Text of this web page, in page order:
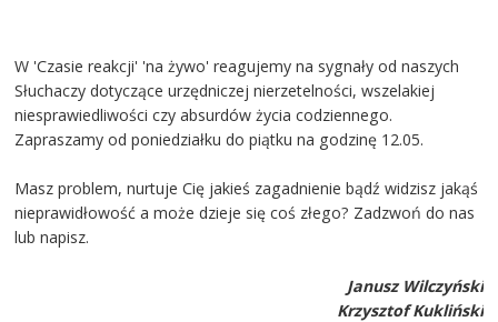
W 'Czasie reakcji' 'na żywo' reagujemy na sygnały od naszych
Słuchaczy dotyczące urzędniczej nierzetelności, wszelakiej
niesprawiedliwości czy absurdów życia codziennego.
Zapraszamy od poniedziałku do piątku na godzinę 12.05.
Masz problem, nurtuje Cię jakieś zagadnienie bądź widzisz jakąś
nieprawidłowość a może dzieje się coś złego? Zadzwoń do nas
lub napisz.
Janusz Wilczyński
Krzysztof Kukliński